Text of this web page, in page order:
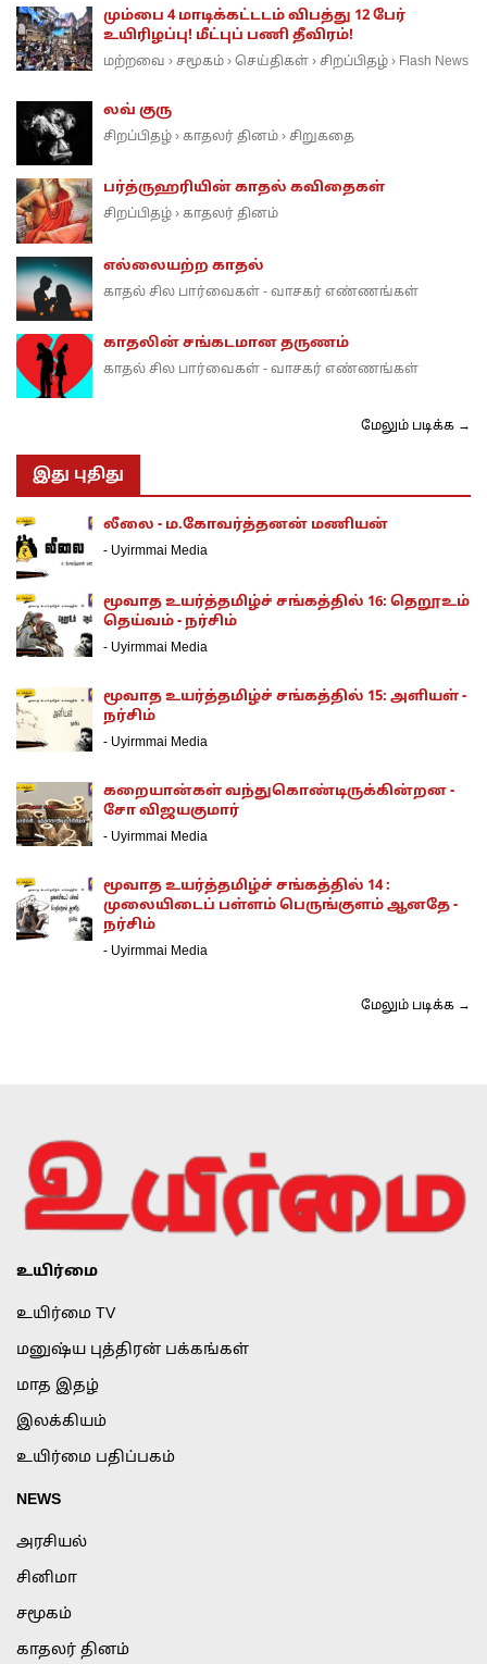
மும்பை 4 மாடிக்கட்டடம் விபத்து 12 பேர்
உயிரிழப்பு! மீட்புப் பணி தீவிரம்!
மற்றவை › சமூகம் › செய்திகள் › சிறப்பிதழ் › Flash News
லவ் குரு
சிறப்பிதழ் › காதலர் தினம் › சிறுகதை
பர்த்ருஹரியின் காதல் கவிதைகள்
சிறப்பிதழ் › காதலர் தினம்
எல்லையற்ற காதல்
காதல் சில பார்வைகள் - வாசகர் எண்ணங்கள்
காதலின் சங்கடமான தருணம்
காதல் சில பார்வைகள் - வாசகர் எண்ணங்கள்
மேலும் படிக்க →
இது புதிது
லீலை - ம.கோவர்த்தனன் மணியன்
- Uyirmmai Media
மூவாத உயர்த்தமிழ்ச் சங்கத்தில் 16: தெறூஉம்
தெய்வம் - நர்சிம்
- Uyirmmai Media
மூவாத உயர்த்தமிழ்ச் சங்கத்தில் 15: அளியள் -
நர்சிம்
- Uyirmmai Media
கறையான்கள் வந்துகொண்டிருக்கின்றன -
சோ விஜயகுமார்
- Uyirmmai Media
மூவாத உயர்த்தமிழ்ச் சங்கத்தில் 14 :
முலையிடைப் பள்ளம் பெருங்குளம் ஆனதே -
நர்சிம்
- Uyirmmai Media
மேலும் படிக்க →
உயிர்மை
உயிர்மை TV
மனுஷ்ய புத்திரன் பக்கங்கள்
மாத இதழ்
இலக்கியம்
உயிர்மை பதிப்பகம்
NEWS
அரசியல்
சினிமா
சமூகம்
காதலர் தினம்